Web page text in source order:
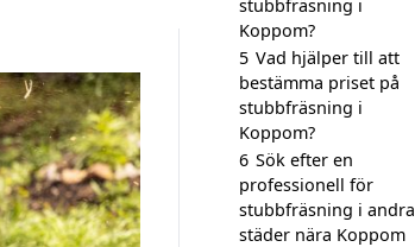
stubbfräsning i
Koppom?
5 Vad hjälper till att
bestämma priset på
stubbfräsning i
Koppom?
6 Sök efter en
professionell för
stubbfräsning i andra
städer nära Koppom